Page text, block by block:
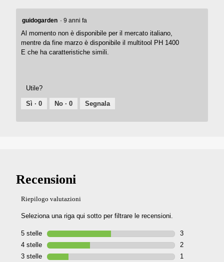
guidogarden · 9 anni fa
Al momento non è disponibile per il mercato italiano,
mentre da fine marzo è disponibile il multitool PH 1400
E che ha caratteristiche simili.
Utile?
Sì ·0 No ·0 Segnala